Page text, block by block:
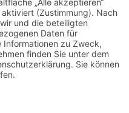
EP "Survive" auf die
neues Kapitel auf,
und emotionaler Tiefe.
Mitsing-Hymnen zu
ins Herz. Diese Energie
Münchner Olympiapark.